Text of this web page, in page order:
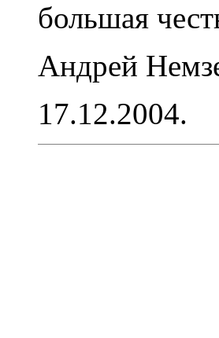
большая
Андрей
17.12.2004.